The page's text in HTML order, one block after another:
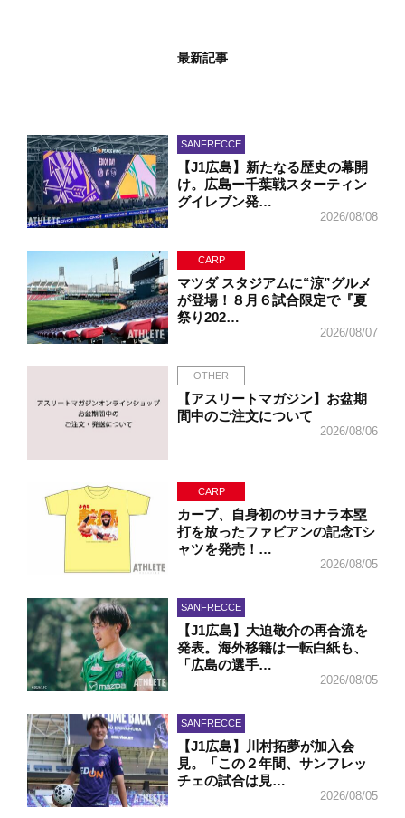
最新記事
SANFRECCE
【J1広島】新たなる歴史の幕開
け。広島ー千葉戦スターティン
グイレブン発…
2026/08/08
CARP
マツダ スタジアムに“涼”グルメ
が登場！８月６試合限定で『夏
祭り202…
2026/08/07
OTHER
【アスリートマガジン】お盆期
間中のご注文について
2026/08/06
CARP
カープ、自身初のサヨナラ本塁
打を放ったファビアンの記念Tシ
ャツを発売！…
2026/08/05
SANFRECCE
【J1広島】大迫敬介の再合流を
発表。海外移籍は一転白紙も、
「広島の選手…
2026/08/05
SANFRECCE
【J1広島】川村拓夢が加入会
見。「この２年間、サンフレッ
チェの試合は見…
2026/08/05